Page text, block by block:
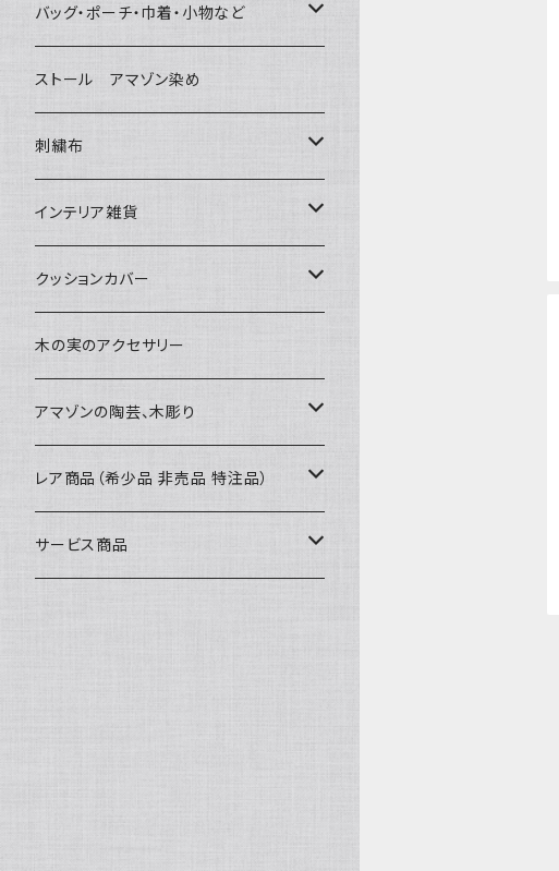
大判布150-特大250cm ベッドカバ
ー
中型布 30-90cm
30-50
小型布 コースター・カフェマット・ポ
ットマット
小型マット（正方形）
細長布 ロング テーブルランナー
バッグ・ポーチ・巾着・小物など
バッグ
草木染めと泥染め
帆布の泥染め
ポシェット・ポーチ・巾着
ポシェット・ショルダー
ポーチ・丸ポーチ・クラッチバッグ
パッチワーク
その他
ブックカバー
ストール アマゾン染め
刺繍布
大判刺繍腰巻
大判泥染め刺繍
小型・中型刺繍雑貨
インテリア雑貨
額装・木枠・パネル
テーブルコーディネート
コースター
カフェマット
ティッシュケースカバー
クッションカバー
小さめ 35cmより
40〜43cm
45cmx45cm
大きめ 50cmx50cm
木の実のアクセサリー
アマゾンの陶芸、木彫り
素焼きの器、動物たち
木彫りのアルマジロ、動物たち
レア商品（希少品 非売品 特注品）
泥染め布途中図
サービス商品